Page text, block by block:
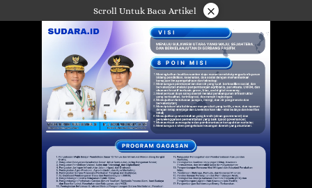
ke
Scroll Untuk Baca Artikel ×